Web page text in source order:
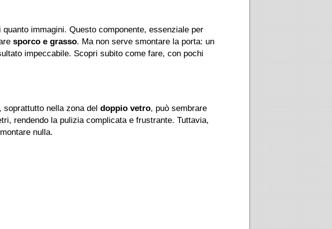
immagini. Questo componente, essenziale per
sporco e grasso. Ma non serve smontare la porta: un
impeccabile. Scopri subito come fare, con pochi
nella zona del doppio vetro, può sembrare
rendendo la pulizia complicata e frustrante. Tuttavia,
nulla.